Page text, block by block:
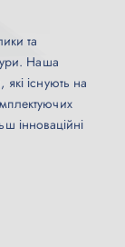
та
Наша
які існують на
інноваційні